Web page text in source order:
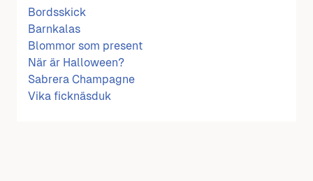
Bordsskick
Barnkalas
Blommor som present
När är Halloween?
Sabrera Champagne
Vika ficknäsduk